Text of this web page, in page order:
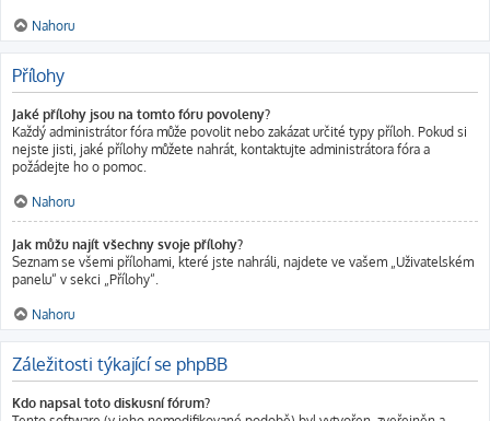
Nahoru
Přílohy
Jaké přílohy jsou na tomto fóru povoleny?
Každý administrátor fóra může povolit nebo zakázat určité typy příloh. Pokud si
nejste jisti, jaké přílohy můžete nahrát, kontaktujte administrátora fóra a
požádejte ho o pomoc.
Nahoru
Jak můžu najít všechny svoje přílohy?
Seznam se všemi přílohami, které jste nahráli, najdete ve vašem „Uživatelském
panelu“ v sekci „Přílohy“.
Nahoru
Záležitosti týkající se phpBB
Kdo napsal toto diskusní fórum?